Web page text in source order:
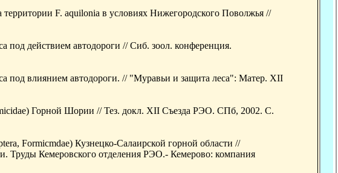
F. aquilonia в условиях Нижегородского Поволжья //
под действием автодороги // Сиб. зоол. конференция.
под влиянием автодороги. // "Муравьи и защита леса": Матер. XII
Горной Шории // Тез. докл. XII Съезда РЭО. СПб, 2002. С.
Formicmdae) Кузнецко-Салаирской горной области //
Труды Кемеровского отделения РЭО.- Кемерово: компания